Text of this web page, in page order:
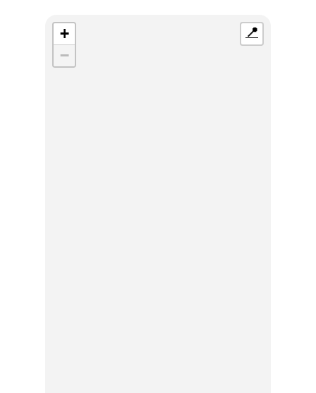
+
−
📍